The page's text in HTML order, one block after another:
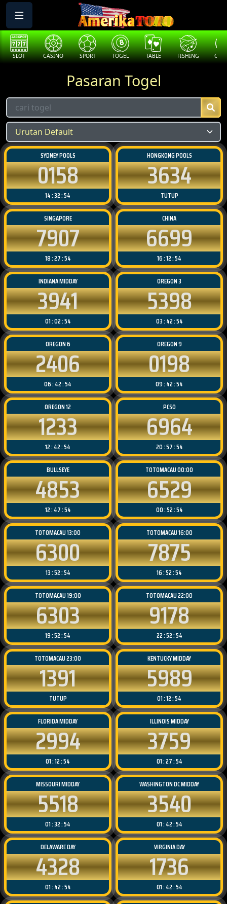
SLOT CASINO SPORT TOGEL TABLE FISHING
Pasaran Togel
SYDNEY POOLS
0158
14 : 32 : 54
HONGKONG POOLS
3634
TUTUP
SINGAPORE
7907
18 : 27 : 54
CHINA
6699
16 : 12 : 54
INDIANA MIDDAY
3941
01 : 02 : 54
OREGON 3
5398
03 : 42 : 54
OREGON 6
2406
06 : 42 : 54
OREGON 9
0198
09 : 42 : 54
OREGON 12
1233
12 : 42 : 54
PCSO
6964
20 : 57 : 54
BULLSEYE
4853
12 : 47 : 54
TOTOMACAU 00:00
6529
00 : 52 : 54
TOTOMACAU 13:00
6300
13 : 52 : 54
TOTOMACAU 16:00
7875
16 : 52 : 54
TOTOMACAU 19:00
6303
19 : 52 : 54
TOTOMACAU 22:00
9178
22 : 52 : 54
TOTOMACAU 23:00
1391
TUTUP
KENTUCKY MIDDAY
5989
01 : 12 : 54
FLORIDA MIDDAY
2994
01 : 12 : 54
ILLINOIS MIDDAY
3759
01 : 27 : 54
MISSOURI MIDDAY
5518
01 : 32 : 54
WASHINGTON DC MIDDAY
3540
01 : 42 : 54
DELAWARE DAY
4328
01 : 42 : 54
VIRGINIA DAY
1736
01 : 42 : 54